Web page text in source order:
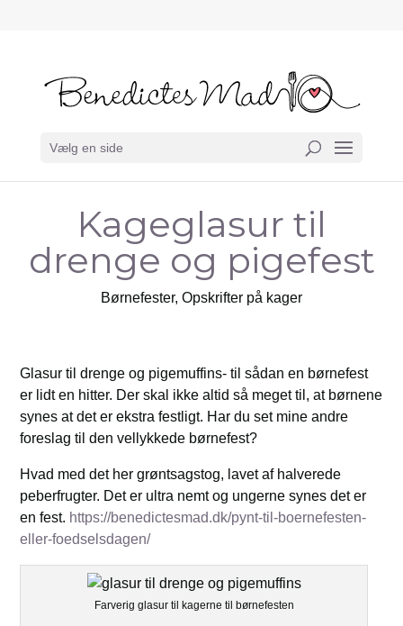
Vælg en side
Kageglasur til
drenge og pigefest
Børnefester, Opskrifter på kager
Glasur til drenge og pigemuffins- til sådan en børnefest
er lidt en hitter. Der skal ikke altid så meget til, at børnene
synes at det er ekstra festligt. Har du set mine andre
foreslag til den vellykkede børnefest?
Hvad med det her grøntsagstog, lavet af halverede
peberfrugter. Det er ultra nemt og ungerne synes det er
en fest. https://benedictesmad.dk/pynt-til-boernefesten-
eller-foedselsdagen/
Farverig glasur til kagerne til børnefesten